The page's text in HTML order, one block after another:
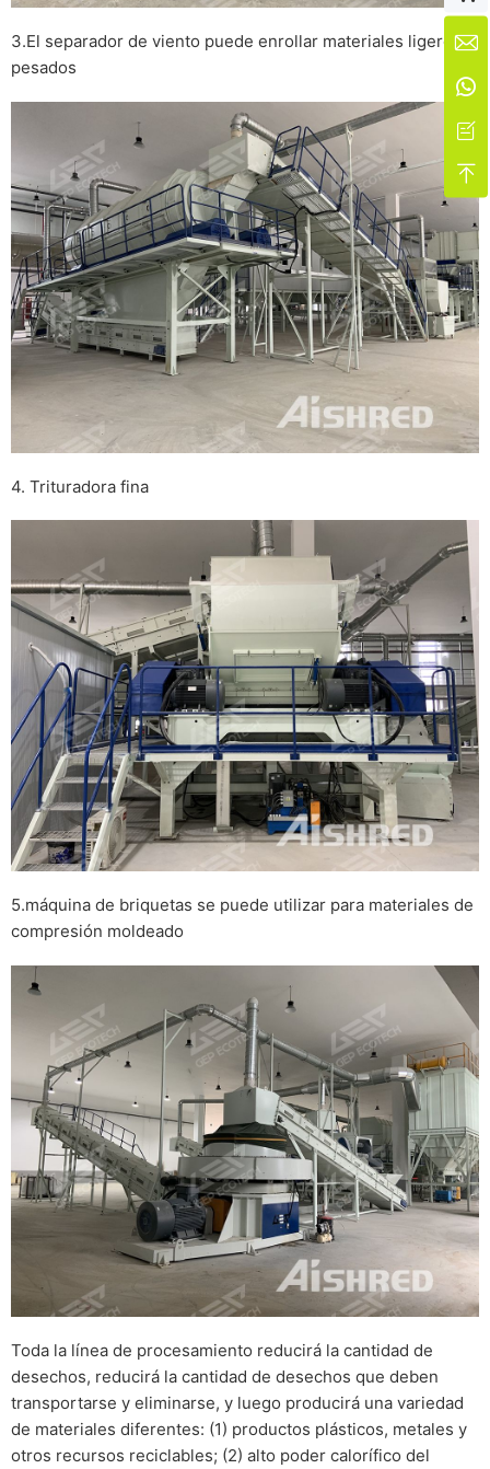
3.El separador de viento puede enrollar materiales ligeros y
pesados
4. Trituradora fina
5.máquina de briquetas se puede utilizar para materiales de
compresión moldeado
Toda la línea de procesamiento reducirá la cantidad de
desechos, reducirá la cantidad de desechos que deben
transportarse y eliminarse, y luego producirá una variedad
de materiales diferentes: (1) productos plásticos, metales y
otros recursos reciclables; (2) alto poder calorífico del



